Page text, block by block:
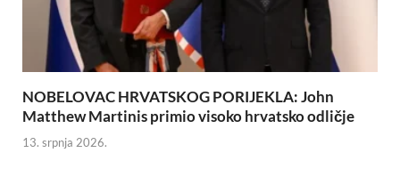
NOBELOVAC HRVATSKOG PORIJEKLA: John
Matthew Martinis primio visoko hrvatsko odličje
13. srpnja 2026.